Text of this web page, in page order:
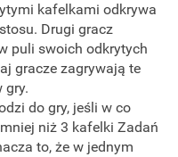
kafelkami odkrywa
Drugi gracz
puli swoich odkrytych
gracze zagrywają te
gry.
do gry, jeśli w co
niż 3 kafelki Zadań
to, że w jednym